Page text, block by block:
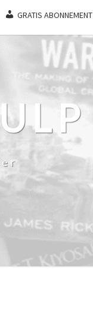
GRATIS ABONNEMENT